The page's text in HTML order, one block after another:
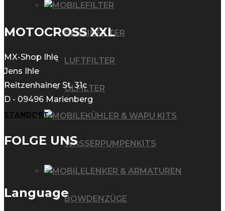
FILTER
BENZINFILTER
LUFTFILTER
ÖLFILTER
KÜHLER & WAPU KITS
WASSERPUMPENKITS
LENKER & ARMATUREN
BOWDENZÜGE
MOTOCROSS XXL
MX-Shop Ihle
Jens Ihle
Reitzenhainer St. 31c
D - 09496 Marienberg
STANDORT
FOLGE UNS
Language